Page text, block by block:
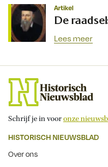
Artikel
De
Lees meer
Schrijf je in vooronze
HISTORISCH NIEUWSBLAD
Over ons